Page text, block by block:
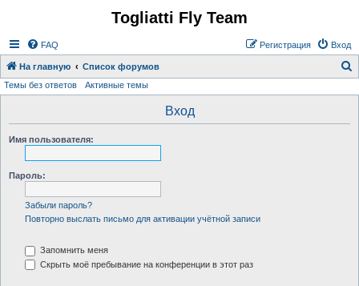
Togliatti Fly Team
FAQ Вход
Регистрация
На главную Список форумов
Темы без ответов Активные темы
Вход
Имя пользователя:
Пароль:
Забыли пароль?
Повторно выслать письмо для активации учётной записи
Запомнить меня
Скрыть моё пребывание на конференции в этот раз